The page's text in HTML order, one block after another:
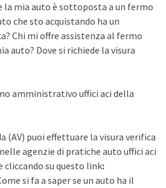
la mia auto è sottoposta a un fermo
che sto acquistando ha un
Chi mi offre assistenza al fermo
auto? Dove si richiede la visura
amministrativo uffici aci della
(AV) puoi effettuare la visura verifica
agenzie di pratiche auto uffici aci
cliccando su questo link:
si fa a saper se un auto ha il